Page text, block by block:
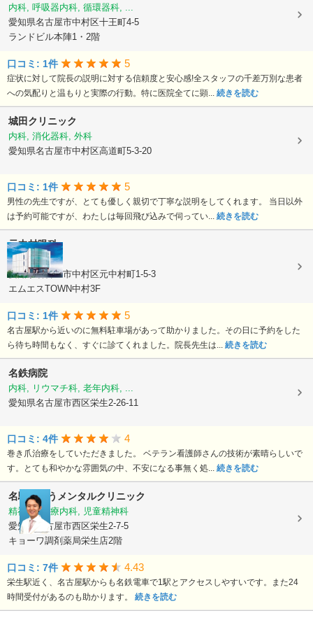
内科, 呼吸器内科, 循環器科, ...
愛知県名古屋市中村区十王町4-5
ランドビル本陣1・2階
口コミ: 1件 5
症状に対して院長の説明に対する信頼度と安心感!全スタッフの千差万別な患者
への気配りと温もりと実際の行動。特に医院全てに顕... 続きを読む
城田クリニック
内科, 消化器科, 外科
愛知県名古屋市中村区高道町5-3-20
口コミ: 1件 5
男性の先生ですが、とても優しく親切で丁寧な説明をしてくれます。 当日以外
は予約可能ですが、わたしは毎回飛び込みで伺ってい... 続きを読む
元中村眼科
眼科
愛知県名古屋市中村区元中村町1-5-3
エムエスTOWN中村3F
口コミ: 1件 5
名古屋駅から近いのに無料駐車場があって助かりました。その日に予約をした
ら待ち時間もなく、すぐに診てくれました。院長先生は... 続きを読む
名鉄病院
内科, リウマチ科, 老年内科, ...
愛知県名古屋市西区栄生2-26-11
口コミ: 4件 4
巻き爪治療をしていただきました。 ベテラン看護師さんの技術が素晴らしいで
す。とても和やかな雰囲気の中、不安になる事無く処... 続きを読む
名駅さこうメンタルクリニック
精神科, 心療内科, 児童精神科
愛知県名古屋市西区栄生2-7-5
キョーワ調剤薬局栄生店2階
口コミ: 7件 4.43
栄生駅近く、名古屋駅からも名鉄電車で1駅とアクセスしやすいです。また24
時間受付があるのも助かります。 続きを読む